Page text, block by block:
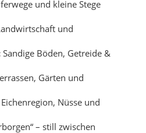
und kleine Stege
und
Sandige Böden, Getreide &
Gärten und
Eichenregion, Nüsse und
– still zwischen